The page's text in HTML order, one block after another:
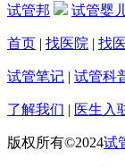
试管邦
试管婴
首页 | 找医院 | 找
试管笔记 | 试管科
了解我们 | 医生入
版权所有©2024试